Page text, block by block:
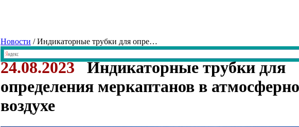
Новости / Индикаторные трубки для опре…
24.08.2023Индикаторные трубки для
определения меркаптанов в
воздухе